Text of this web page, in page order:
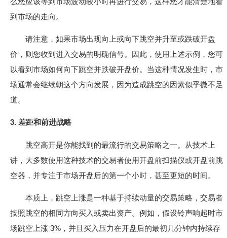
到市场的走向。
请注意，如果市场出现向上或向下跳空并升至或跌破开盘
价，则您收到进入交易的明确信号。因此，使用上述示例，您可
以看到市场如何向下跳空并跌破开盘价。当这种情况发生时，市
场通常会继续朝这个方向发展，因为造成跳空的因素似乎微不足
道。
3. 差距和前进战略
跳空高开是你能找到的最流行的交易策略之一。从技术上
讲，大多数使用这种技术的交易者使用开盘前扫描仪或开盘前跳
空器，并专注于市场开盘后的第一个小时，甚至更短的时间。
本质上，跳空上涨是一种基于持续动量的交易策略，交易者
按照跳空的相同方向买入或卖出资产。例如，假设铃声响起时市
场跳空上涨 3%，并且买入压力在开盘后的最初几分钟内持续存